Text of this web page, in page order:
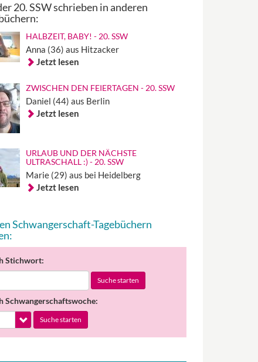
20. SSW schrieben in anderen
HALBZEIT, BABY! - 20. SSW
Anna (36) aus Hitzacker
Jetzt lesen
ZWISCHEN DEN FEIERTAGEN - 20. SSW
Daniel (44) aus Berlin
Jetzt lesen
URLAUB UND DER NÄCHSTE
ULTRASCHALL :) - 20. SSW
Marie (29) aus bei Heidelberg
Jetzt lesen
Schwangerschaft-Tagebüchern
Stichwort:
Suche starten
Schwangerschaftswoche:
Suche starten